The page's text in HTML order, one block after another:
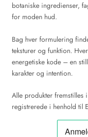
botaniske ingredienser,
for moden hud.
Bag hver formulering
teksturer og funktion.
energetiske kode – en
karakter og intention.
Alle produkter fremstilles
registrerede i henhold til